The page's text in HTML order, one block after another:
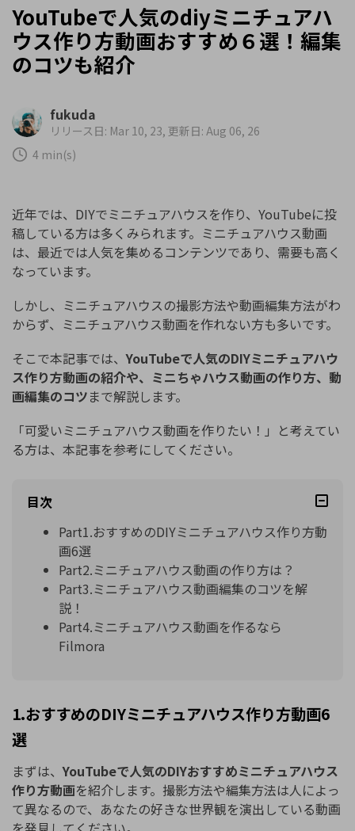
YouTubeで人気のdiyミニチュアハ
ウス作り方動画おすすめ６選！編集
のコツも紹介
fukuda
リリース日: Mar 10, 23, 更新日: Aug 06, 26
4 min(s)
近年では、DIYでミニチュアハウスを作り、YouTubeに投
稿している方は多くみられます。ミニチュアハウス動画
は、最近では人気を集めるコンテンツであり、需要も高く
なっています。
しかし、ミニチュアハウスの撮影方法や動画編集方法がわ
からず、ミニチュアハウス動画を作れない方も多いです。
そこで本記事では、YouTubeで人気のDIYミニチュアハウ
ス作り方動画の紹介や、ミニちゃハウス動画の作り方、動
画編集のコツまで解説します。
「可愛いミニチュアハウス動画を作りたい！」と考えてい
る方は、本記事を参考にしてください。
目次
Part1.おすすめのDIYミニチュアハウス作り方動
画6選
Part2.ミニチュアハウス動画の作り方は？
Part3.ミニチュアハウス動画編集のコツを解
説！
Part4.ミニチュアハウス動画を作るなら
Filmora
1.おすすめのDIYミニチュアハウス作り方動画6
選
まずは、YouTubeで人気のDIYおすすめミニチュアハウス
作り方動画を紹介します。撮影方法や編集方法は人によっ
て異なるので、あなたの好きな世界観を演出している動画